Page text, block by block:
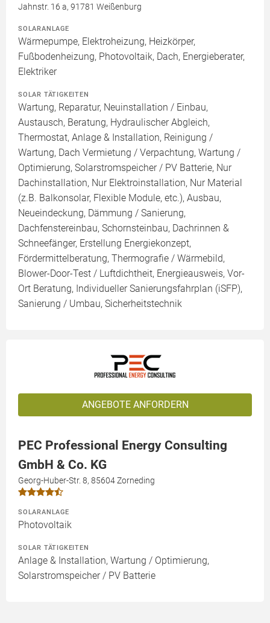
Jahnstr. 16 a, 91781 Weißenburg
SOLARANLAGE
Wärmepumpe, Elektroheizung, Heizkörper,
Fußbodenheizung, Photovoltaik, Dach, Energieberater,
Elektriker
SOLAR TÄTIGKEITEN
Wartung, Reparatur, Neuinstallation / Einbau,
Austausch, Beratung, Hydraulischer Abgleich,
Thermostat, Anlage & Installation, Reinigung /
Wartung, Dach Vermietung / Verpachtung, Wartung /
Optimierung, Solarstromspeicher / PV Batterie, Nur
Dachinstallation, Nur Elektroinstallation, Nur Material
(z.B. Balkonsolar, Flexible Module, etc.), Ausbau,
Neueindeckung, Dämmung / Sanierung,
Dachfenstereinbau, Schornsteinbau, Dachrinnen &
Schneefänger, Erstellung Energiekonzept,
Fördermittelberatung, Thermografie / Wärmebild,
Blower-Door-Test / Luftdichtheit, Energieausweis, Vor-
Ort Beratung, Individueller Sanierungsfahrplan (iSFP),
Sanierung / Umbau, Sicherheitstechnik
ANGEBOTE ANFORDERN
PEC Professional Energy Consulting
GmbH & Co. KG
Georg-Huber-Str. 8, 85604 Zorneding
SOLARANLAGE
Photovoltaik
SOLAR TÄTIGKEITEN
Anlage & Installation, Wartung / Optimierung,
Solarstromspeicher / PV Batterie